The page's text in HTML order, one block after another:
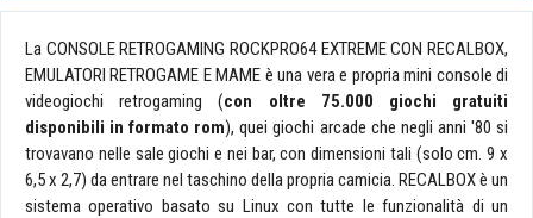
La CONSOLE RETROGAMING ROCKPRO64 EXTREME CON RECALBOX,
EMULATORI RETROGAME E MAME è una vera e propria mini console di
videogiochi retrogaming (con oltre 75.000 giochi gratuiti
disponibili in formato rom), quei giochi arcade che negli anni '80 si
trovavano nelle sale giochi e nei bar, con dimensioni tali (solo cm. 9 x
6,5 x 2,7) da entrare nel taschino della propria camicia. RECALBOX è un
sistema operativo basato su Linux con tutte le funzionalità di un